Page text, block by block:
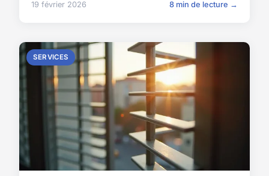
19 février 2026 8 min de lecture →
SERVICES